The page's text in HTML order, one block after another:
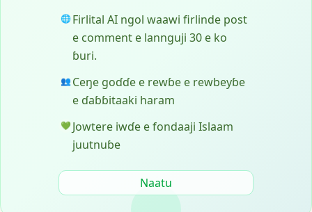
🌐 Firlital AI ngol waawi firlinde post
e comment e lannguji 30 e ko
ɓuri.
👥 Ceŋe goɗɗe e rewɓe e rewbeyɓe
e ɗaɓɓitaaki haram
💚 Jowtere iwɗe e fondaaji Islaam
juutnuɓe
Naatu